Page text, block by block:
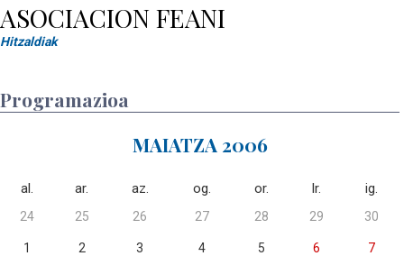
ASOCIACION FEANI
Hitzaldiak
Programazioa
MAIATZA 2006
al. ar. az. og. or. lr. ig.
24 25 26 27 28 29 30
1 2 3 4 5 6 7